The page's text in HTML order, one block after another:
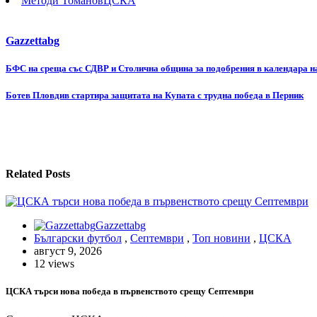
Gazzettabg
Навигация
БФС на среща със СДВР и Столична община за подобрения в календара
Ботев Пловдив стартира защитата на Купата с трудна победа в Перник
Related Posts
Gazzettabg
Български футбол , Септември , Топ новини , ЦСКА
август 9, 2026
12 views
ЦСКА търси нова победа в първенството срещу Септември